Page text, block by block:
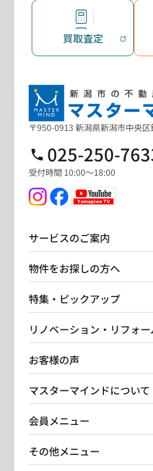
買取査定
〒950-0913 新潟県新潟市中央
025-250-
受付時間 10:00～18:00
サービスのご案内
物件をお探しの方へ
特集・ピックアップ
リノベーション・リフォ
お客様の声
マスターマインドについて
会員メニュー
その他メニュー